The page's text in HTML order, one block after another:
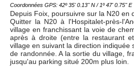
Coordonnées GPS: 42º 35' 0.13'' N / 1º 47' 0.75'' E
Depuis Foix, poursuivre sur la N20 en
Quitter la N20 à l'Hospitalet-près-
village en franchissant la voie de
après à droite (entre la restaurant
village en suivant la direction indiquée
de randonnée. A la sortie du village,
jusqu'au parking situé 200m plus loin.